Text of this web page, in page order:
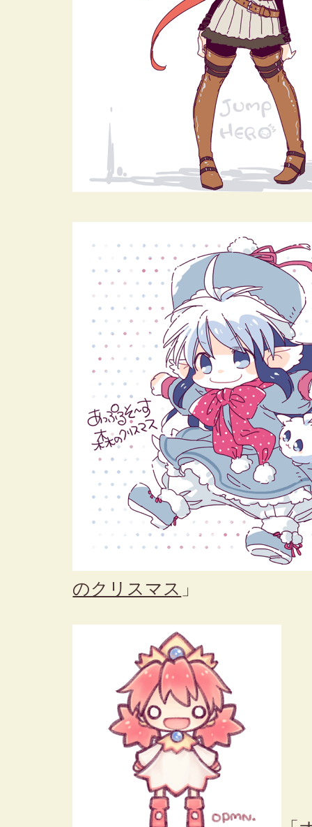
のクリスマス 」